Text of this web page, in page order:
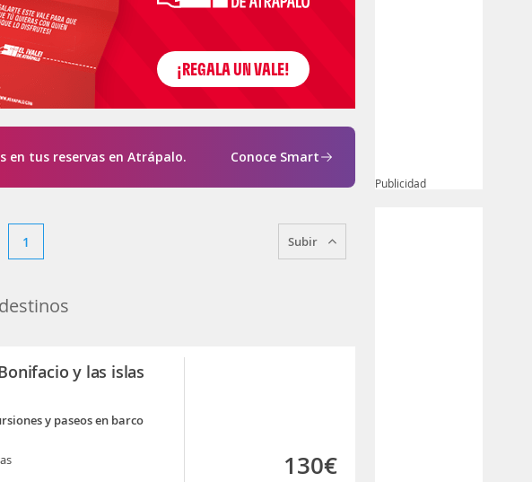
en tus reservas en Atrápalo. Conoce Smart
1 Subir
y las islas
y paseos en barco
130€
Publicidad